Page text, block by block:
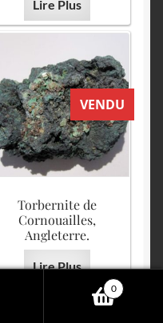
Lire Plus
VENDU
Torbernite de
Cornouailles,
Angleterre.
Lire Plus
0